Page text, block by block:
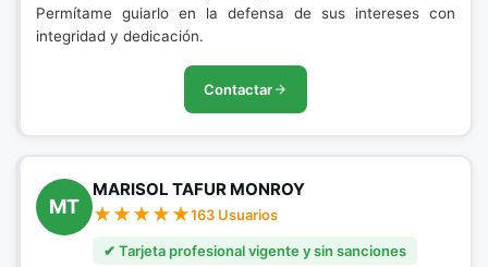
Permítame guiarlo en la defensa de sus intereses con
integridad y dedicación.
Contactar
MT
MARISOL TAFUR MONROY
163 Usuarios
✔ Tarjeta profesional vigente y sin sanciones